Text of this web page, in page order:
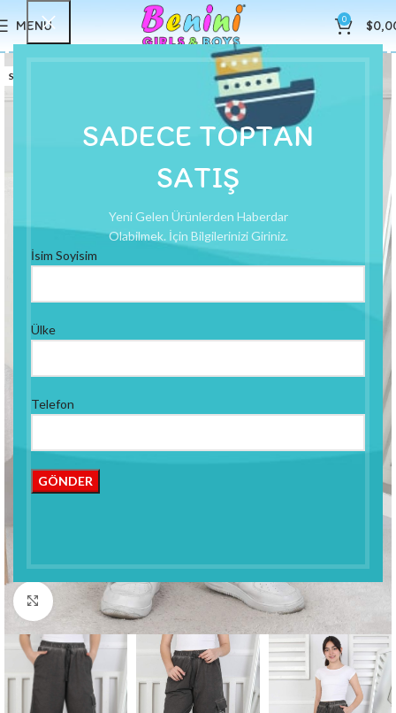
SADECE TOPTAN
SATIŞ
Yeni Gelen Ürünlerden Haberdar
Olabilmek. İçin Bilgilerinizi Giriniz.
İsim Soyisim
Ülke
Telefon
MENU 0 $
STOK YOK
Click to enlarge